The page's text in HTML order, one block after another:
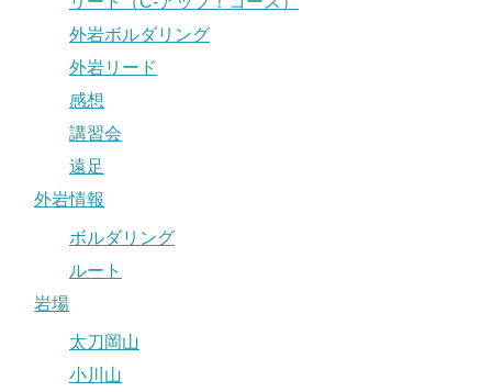
外岩ボルダリング
外岩リード
感想
講習会
遠足
外岩情報
ボルダリング
ルート
岩場
太刀岡山
小川山